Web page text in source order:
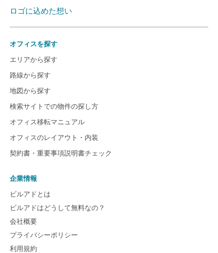
ロゴに込めた想い
オフィスを探す
エリアから探す
路線から探す
地図から探す
検索サイトでの物件の探し方
オフィス移転マニュアル
オフィスのレイアウト・内装
契約書・重要事項説明書チェック
企業情報
ビルアドとは
ビルアドはどうして無料なの？
会社概要
プライバシーポリシー
利用規約